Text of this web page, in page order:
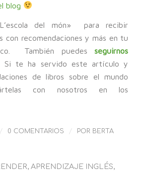
blog
del món» para recibir
con recomendaciones y más en tu
También puedes seguirnos
Si te ha servido este artículo y
de libros sobre el mundo
con nosotros en los
/ 0 COMENTARIOS / POR BERTA
, APRENDIZAJE INGLÉS,